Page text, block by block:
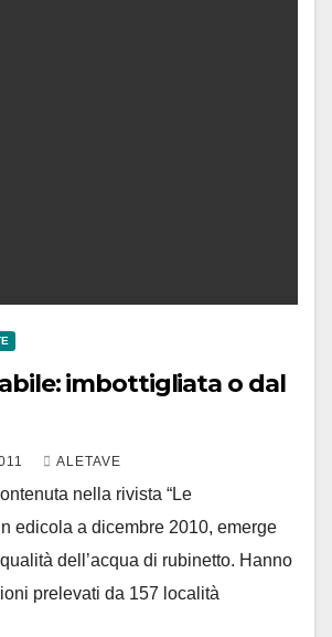
imbottigliata o dal
ALETAVE
nella rivista “Le
edicola a dicembre 2010, emerge
dell’acqua di rubinetto. Hanno
prelevati da 157 località